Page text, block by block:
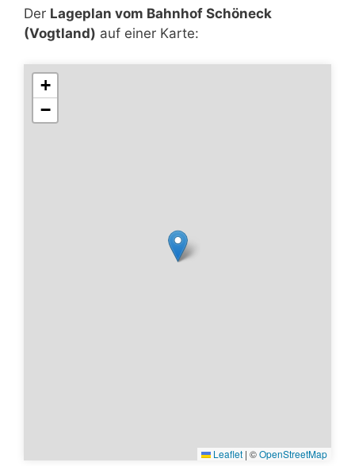
Der Lageplan vom Bahnhof Schöneck
(Vogtland) auf einer Karte:
+
−
Leaflet | ©OpenStreetMap